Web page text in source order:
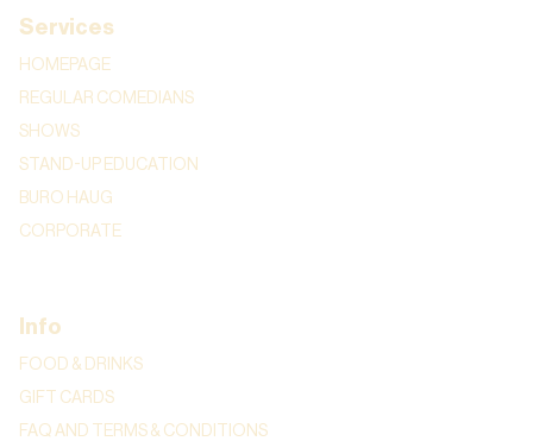
Services
HOMEPAGE
REGULAR COMEDIANS
SHOWS
STAND-UP EDUCATION
BURO HAUG
CORPORATE
Info
FOOD & DRINKS
GIFT CARDS
FAQ AND TERMS & CONDITIONS